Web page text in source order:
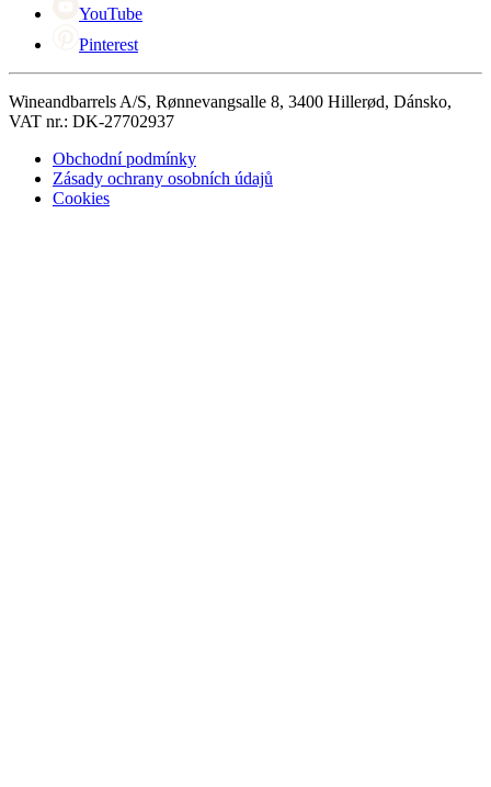
YouTube
Pinterest
Wineandbarrels A/S, Rønnevangsalle 8, 3400 Hillerød, Dánsko,
VAT nr.: DK-27702937
Obchodní podmínky
Zásady ochrany osobních údajů
Cookies